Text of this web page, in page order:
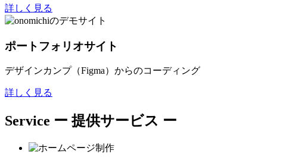
詳しく見る
ポートフォリオサイト
デザインカンプ（Figma）からのコーディング
詳しく見る
Service ー 提供サービス ー